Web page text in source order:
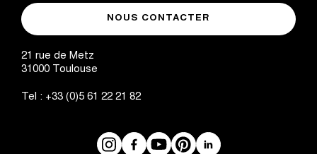
musée
des
de
NOUS CONTACTER
21 rue de Metz
31000
Toulouse
Tel : +33 (0)5 61 22 21 82